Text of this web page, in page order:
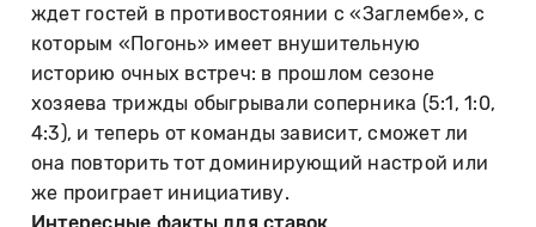
ждет гостей в противостоянии с «Заглембе», с
которым «Погонь» имеет внушительную
историю очных встреч: в прошлом сезоне
хозяева трижды обыгрывали соперника (5:1, 1:0,
4:3), и теперь от команды зависит, сможет ли
она повторить тот доминирующий настрой или
же проиграет инициативу.
Интересные факты для ставок